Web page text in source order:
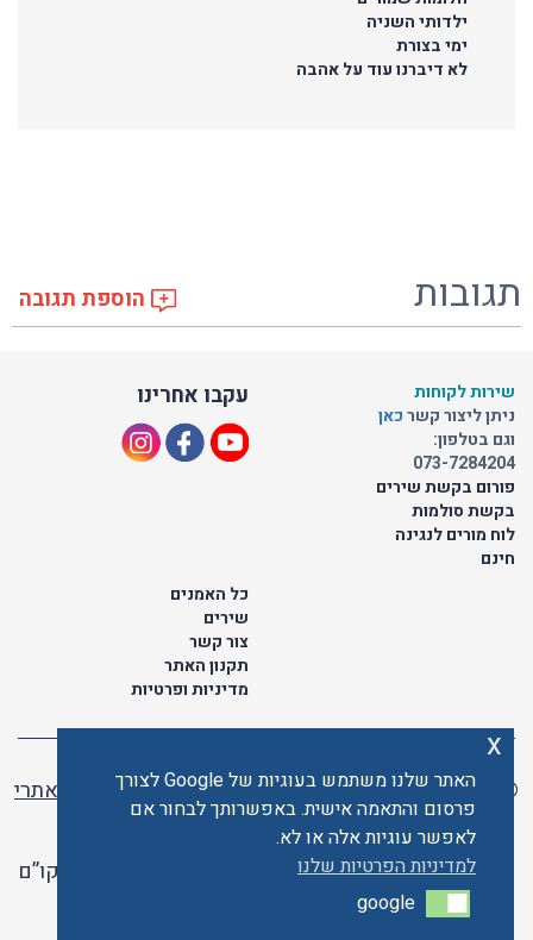
ילדותי השניה
ימי בצורת
לא דיברנו עוד על אהבה
תגובות הוספת תגובה
עקבו אחרינו
שירות לקוחות
ניתן ליצור קשרכאן
וגם בטלפון:
073-7284204
פורום בקשת שירים
בקשת סולמות
לוח מורים לנגינה
חינם
כל האמנים
שירים
צור קשר
תקנון האתר
מדיניות ופרטיות
© כל הזכויות שמורות לתו ישראלי | ליאור מזור -
בניית אתרי
וורדפרס
האתר פועל ברשיון אקו”ם
האתר שלנו משתמש בעוגיות של Google לצורך
פרסום והתאמה אישית. באפשרותך לבחור אם
לאפשר עוגיות אלה או לא.
למדיניות הפרטיות שלנו
google
google
x